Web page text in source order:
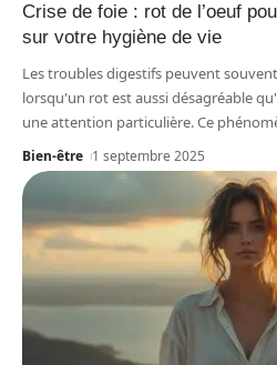
Crise de foie : rot de l’oeuf
sur votre hygiène de vie
Les troubles digestifs peuvent
lorsqu'un rot est aussi désagréable
une attention particulière. Ce
Bien-être 1 septembre 2025